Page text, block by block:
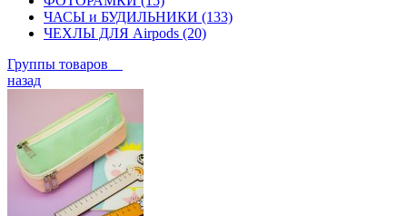
ЧАСЫ и БУДИЛЬНИКИ (133)
ЧЕХЛЫ ДЛЯ Airpods (20)
Группы товаров
назад